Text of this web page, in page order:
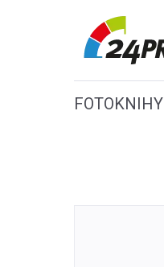
FOTOKNIHY